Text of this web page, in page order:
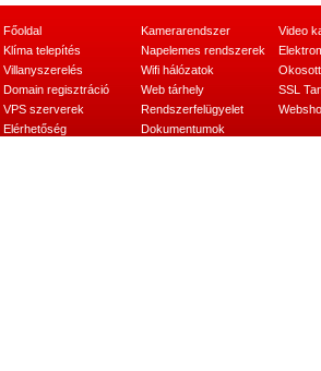
Főoldal Kamerarendszer
Video
Klíma telepítés
Napelemes rendszerek
Villanyszerelés
Wifi hálózatok
Domain regisztráció
Web tárhely
SSL
VPS szerverek
Rendszerfelügyelet
Elérhetőség
Dokumentumok